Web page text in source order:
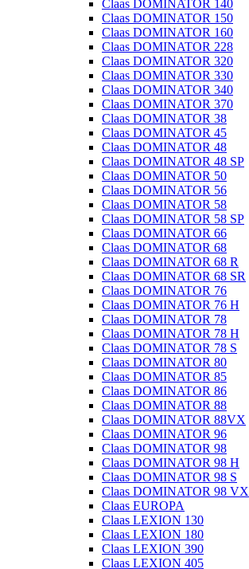
Claas DOMINATOR 140
Claas DOMINATOR 150
Claas DOMINATOR 160
Claas DOMINATOR 228
Claas DOMINATOR 320
Claas DOMINATOR 330
Claas DOMINATOR 340
Claas DOMINATOR 370
Claas DOMINATOR 38
Claas DOMINATOR 45
Claas DOMINATOR 48
Claas DOMINATOR 48 SP
Claas DOMINATOR 50
Claas DOMINATOR 56
Claas DOMINATOR 58
Claas DOMINATOR 58 SP
Claas DOMINATOR 66
Claas DOMINATOR 68
Claas DOMINATOR 68 R
Claas DOMINATOR 68 SR
Claas DOMINATOR 76
Claas DOMINATOR 76 H
Claas DOMINATOR 78
Claas DOMINATOR 78 H
Claas DOMINATOR 78 S
Claas DOMINATOR 80
Claas DOMINATOR 85
Claas DOMINATOR 86
Claas DOMINATOR 88
Claas DOMINATOR 88VX
Claas DOMINATOR 96
Claas DOMINATOR 98
Claas DOMINATOR 98 H
Claas DOMINATOR 98 S
Claas DOMINATOR 98 VX
Claas EUROPA
Claas LEXION 130
Claas LEXION 180
Claas LEXION 390
Claas LEXION 405